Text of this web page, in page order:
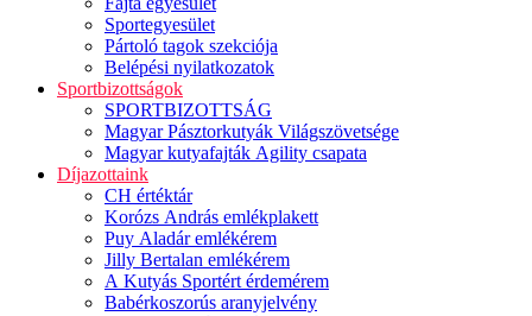
Sportegyesület
Pártoló tagok szekciója
Belépési nyilatkozatok
Sportbizottságok
SPORTBIZOTTSÁG
Magyar Pásztorkutyák Világszövetsége
Magyar kutyafajták Agility csapata
Díjazottaink
CH értéktár
Korózs András emlékplakett
Puy Aladár emlékérem
Jilly Bertalan emlékérem
A Kutyás Sportért érdemérem
Babérkoszorús aranyjelvény